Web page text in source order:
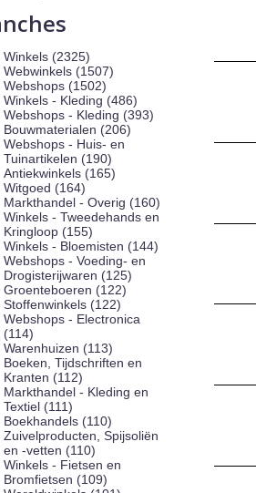
Winkels (2325)
Webwinkels (1507)
Webshops (1502)
Winkels - Kleding (486)
Webshops - Kleding (393)
Bouwmaterialen (206)
Webshops - Huis- en
Tuinartikelen (190)
Antiekwinkels (165)
Witgoed (164)
Markthandel - Overig (160)
Winkels - Tweedehands en
Kringloop (155)
Winkels - Bloemisten (144)
Webshops - Voeding- en
Drogisterijwaren (125)
Groenteboeren (122)
Stoffenwinkels (122)
Webshops - Electronica
(114)
Warenhuizen (113)
Boeken, Tijdschriften en
Kranten (112)
Markthandel - Kleding en
Textiel (111)
Boekhandels (110)
Zuivelproducten, Spijsoliën
en -vetten (110)
Winkels - Fietsen en
Bromfietsen (109)